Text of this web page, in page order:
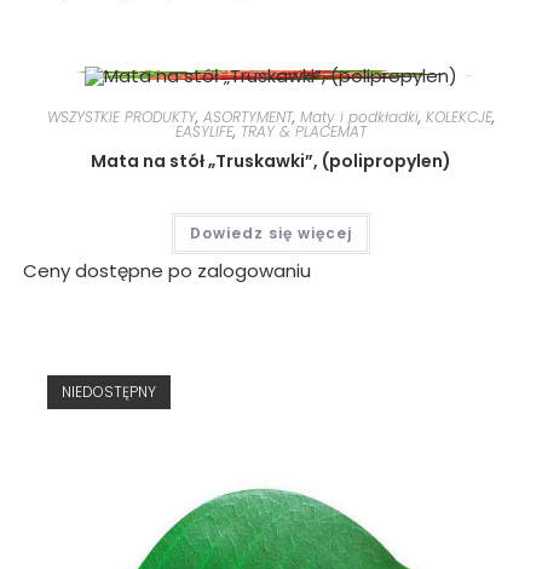
WSZYSTKIE PRODUKTY, ASORTYMENT, Maty i podkładki, KOLEKCJE,
EASYLIFE, TRAY & PLACEMAT
Mata na stół „Truskawki”, (polipropylen)
Dowiedz się więcej
Ceny dostępne po zalogowaniu
NIEDOSTĘPNY